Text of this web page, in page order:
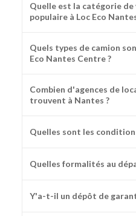
Quelle est la catégorie de
populaire à Loc Eco
Quels types de camion
Eco Nantes Centre ?
Combien d'agences de
trouvent à Nantes ?
Quelles sont les
Quelles formalités au
Y'a-t-il un dépôt de